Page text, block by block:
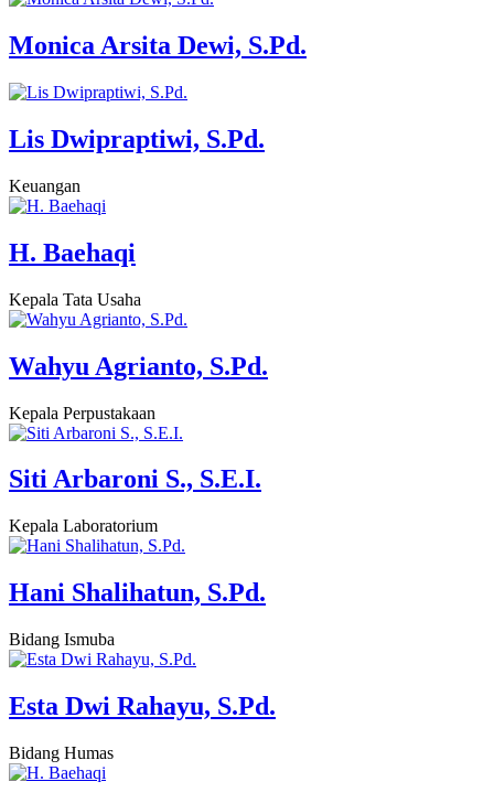
Monica Arsita Dewi, S.Pd.
Lis Dwipraptiwi, S.Pd.
Keuangan
H. Baehaqi
Kepala Tata Usaha
Wahyu Agrianto, S.Pd.
Kepala Perpustakaan
Siti Arbaroni S., S.E.I.
Kepala Laboratorium
Hani Shalihatun, S.Pd.
Bidang Ismuba
Esta Dwi Rahayu, S.Pd.
Bidang Humas